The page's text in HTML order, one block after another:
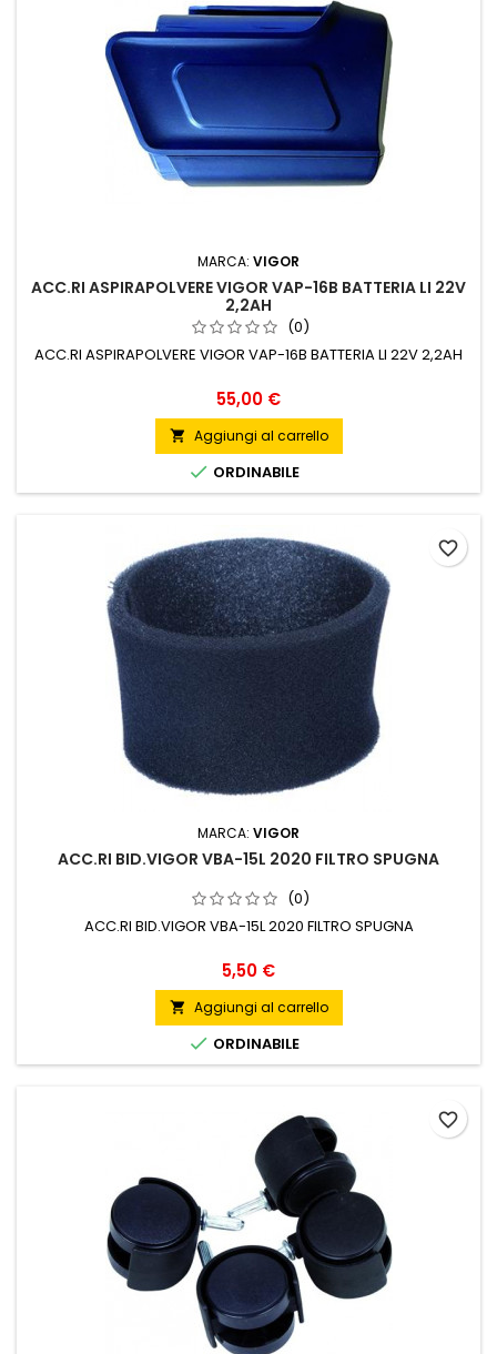
MARCA: VIGOR
ACC.RI ASPIRAPOLVERE VIGOR VAP-16B BATTERIA LI 22V
2,2AH
(0)
ACC.RI ASPIRAPOLVERE VIGOR VAP-16B BATTERIA LI 22V 2,2AH
Prezzo
55,00 €
 Aggiungi al carrello
 ORDINABILE
MARCA: VIGOR
ACC.RI BID.VIGOR VBA-15L 2020 FILTRO SPUGNA
(0)
ACC.RI BID.VIGOR VBA-15L 2020 FILTRO SPUGNA
Prezzo
5,50 €
 Aggiungi al carrello
 ORDINABILE
favorite_border
favorite_border